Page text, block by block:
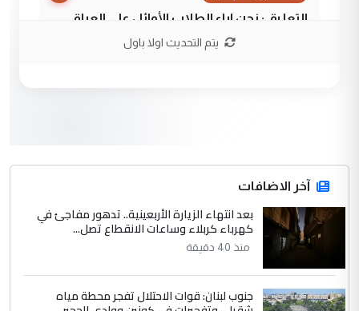
التعليق : نحن اباء الطلاب الأوائل على العراق
نتشرف بلقاء السيد احمد الصافي في العتبات
التعليق : قرار مستعجل جدا ولامصلحة فيه
للوزاره ولا للمواطن القرار الصائب يكون بعد
الاستماع للمدير ومغرفة ...
الموضوع :
وزير الصحة يعفي مدير مستشفى الكرخ
العام في بغداد
4 سردار
يتم التحديث اولا باول
آخر الاضافات
بعد انتهاء الزيارة الأربعينية.. تدهور مفاجئ في
كهرباء كربلاء وساعات الانقطاع تصل...
منذ 40 دقيقة
جنوب لبنان: قوات الاحتلال تفجر محطة مياه